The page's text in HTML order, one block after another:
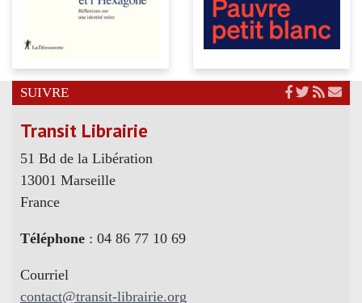
SUIVRE
Transit Librairie
51 Bd de la Libération
13001 Marseille
France
Téléphone : 04 86 77 10 69
Courriel
contact@transit-librairie.org